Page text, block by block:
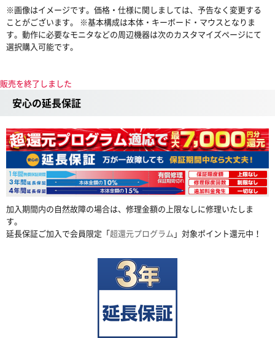
※画像はイメージです。価格・仕様に関しましては、予告なく変更する
ことがございます。 ※基本構成は本体・キーボード・マウスとなりま
す。動作に必要なモニタなどの周辺機器は次のカスタマイズページにて
選択購入可能です。
販売を終了しました
安心の延長保証
加入期間内の自然故障の場合は、修理金額の上限なしに修理いたしま
す。
延長保証ご加入で会員限定「超還元プログラム 」対象ポイント還元中！